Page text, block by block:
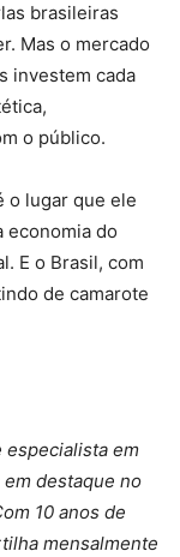
brasileiras
Mas o mercado
investem cada
o público.
o lugar que ele
economia do
E o Brasil, com
de camarote
especialista em
destaque no
10 anos de
mensalmente